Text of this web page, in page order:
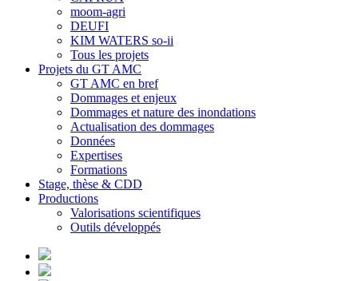
moom-agri
DEUFI
KIM WATERS so-ii
Tous les projets
Projets du GT AMC
GT AMC en bref
Dommages et enjeux
Dommages et nature des inondations
Actualisation des dommages
Données
Expertises
Formations
Stage, thèse & CDD
Productions
Valorisations scientifiques
Outils développés